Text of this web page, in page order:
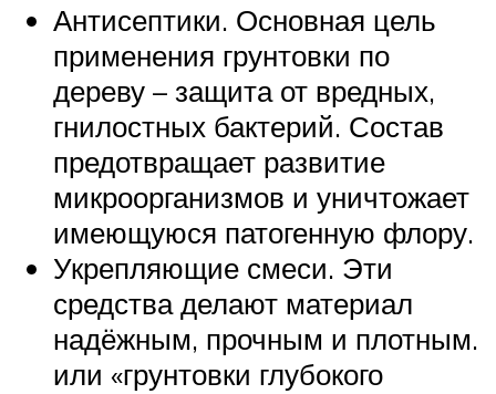
Антисептики. Основная цель
применения грунтовки по
дереву – защита от вредных,
гнилостных бактерий. Состав
предотвращает развитие
микроорганизмов и уничтожает
имеющуюся патогенную флору.
Укрепляющие смеси. Эти
средства делают материал
надёжным, прочным и плотным.
или «грунтовки глубокого